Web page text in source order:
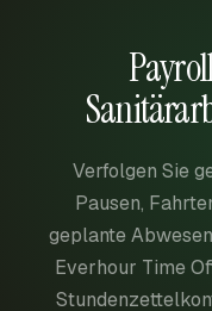
Verfolgen Sie
Pausen,
geplante
Everhour Time